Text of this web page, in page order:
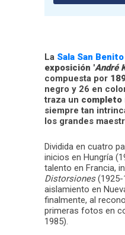
La Sala San Benito
exposición 'André
compuesta por
negro y 26 en
traza un completo
siempre tan
los grandes
Dividida en cuatro
inicios en Hungría
talento en Francia,
Distorsiones(1925-
aislamiento en
finalmente, al
primeras fotos en
1985).